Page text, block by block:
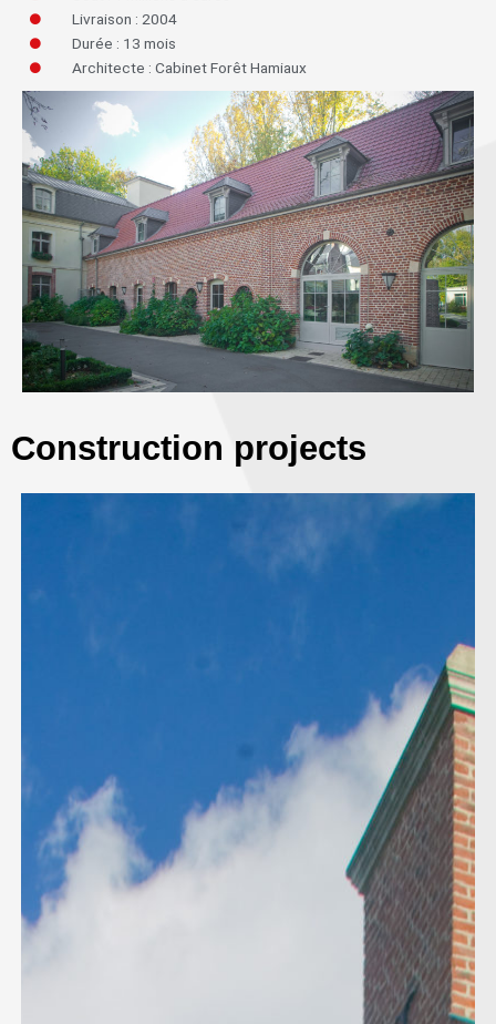
Livraison : 2004
Durée : 13 mois
Architecte : Cabinet Forêt Hamiaux
Construction projects